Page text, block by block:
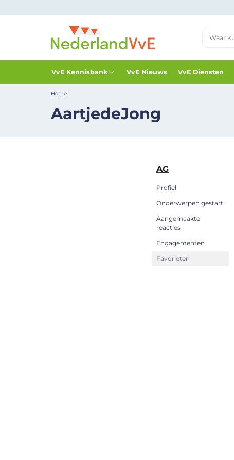
VvE Kennisbank VvE Nieuws VvE Diensten
Home
AartjedeJong
AG
Profiel
Onderwerpen gestart
Aangemaakte
reacties
Engagementen
Favorieten